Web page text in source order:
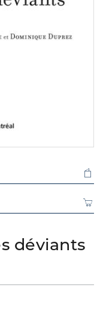
déviants